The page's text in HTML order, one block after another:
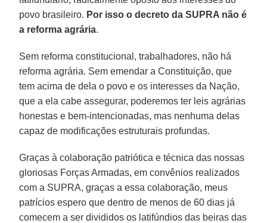
povo brasileiro. Por isso o decreto da SUPRA não é
a reforma agrária.
Sem reforma constitucional, trabalhadores, não há
reforma agrária. Sem emendar a Constituição, que
tem acima de dela o povo e os interesses da Nação,
que a ela cabe assegurar, poderemos ter leis agrárias
honestas e bem-intencionadas, mas nenhuma delas
capaz de modificações estruturais profundas.
Graças à colaboração patriótica e técnica das nossas
gloriosas Forças Armadas, em convênios realizados
com a SUPRA, graças a essa colaboração, meus
patrícios espero que dentro de menos de 60 dias já
comecem a ser divididos os latifúndios das beiras das